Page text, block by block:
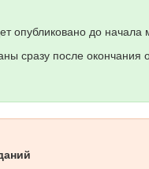
опубликовано до начала
сразу после